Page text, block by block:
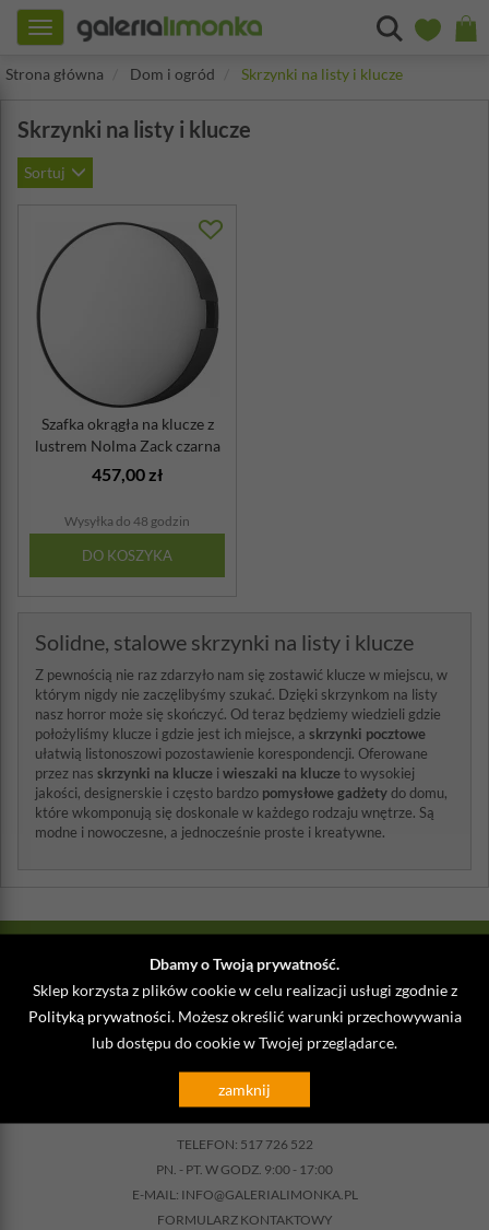
Dbamy o Twoją prywatność.
Sklep korzysta z plików cookie w celu realizacji usługi zgodnie z
Polityką prywatności . Możesz określić warunki przechowywania
lub dostępu do cookie w Twojej przeglądarce.
zamknij
Toggle
navigation
Strona główna
Dom i ogród Skrzynki na listy i klucze
Skrzynki na listy i klucze
Sortuj
Szafka okrągła na klucze z
lustrem Nolma Zack czarna
457,00 zł
Wysyłka do 48 godzin
DO KOSZYKA
Solidne, stalowe skrzynki na listy i klucze
Z pewnością nie raz zdarzyło nam się zostawić klucze w miejscu, w
którym nigdy nie zaczęlibyśmy szukać. Dzięki skrzynkom na listy
nasz horror może się skończyć. Od teraz będziemy wiedzieli gdzie
położyliśmy klucze i gdzie jest ich miejsce, a skrzynki pocztowe
ułatwią listonoszowi pozostawienie korespondencji. Oferowane
przez nas skrzynki na klucze i wieszaki na kluczeto wysokiej
jakości, designerskie i często bardzo pomysłowe gadżetydo domu,
które wkomponują się doskonale w każdego rodzaju wnętrze. Są
modne i nowoczesne, a jednocześnie proste i kreatywne.
NEWSLETTER
@ DODAJ
KONTAKT
TELEFON: 517 726 522
PN. - PT. W GODZ. 9:00 - 17:00
E-MAIL: INFO@GALERIALIMONKA.PL
FORMULARZ KONTAKTOWY